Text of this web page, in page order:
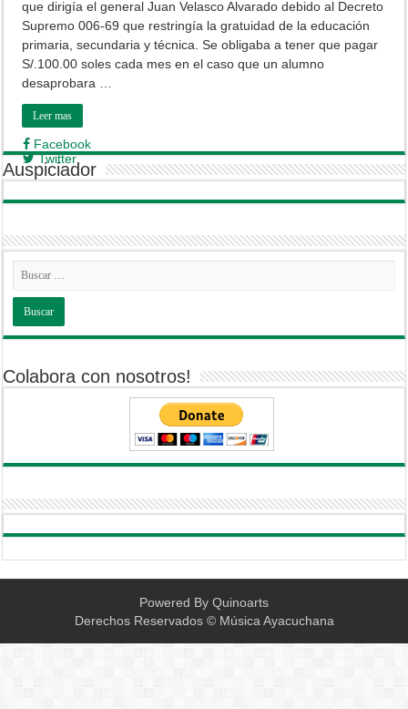
que dirigía el general Juan Velasco Alvarado debido al Decreto
Supremo 006-69 que restringía la gratuidad de la educación
primaria, secundaria y técnica. Se obligaba a tener que pagar
S/.100.00 soles cada mes en el caso que un alumno
desaprobara …
Leer mas
Facebook
Twitter
Auspiciador
Colabora con nosotros!
Powered By Quinoarts
Derechos Reservados © Música Ayacuchana